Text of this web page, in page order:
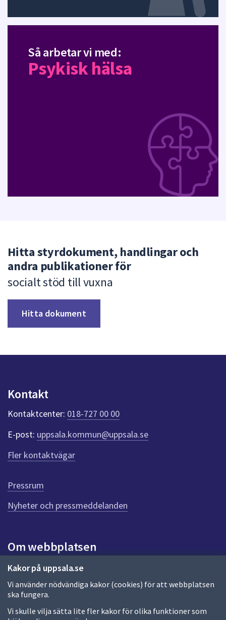
Kakor på uppsala.se
Vi använder nödvändiga kakor (cookies) för att webbplatsen
ska fungera.
Vi skulle vilja sätta lite fler kakor för olika funktioner som
Så arbetar vi med:
Psykisk hälsa
Hitta styrdokument, handlingar och
andra publikationer för
socialt stöd till vuxna
Hitta dokument
Kontakt
Kontaktcenter: 018-727 00 00
E-post: uppsala.kommun@uppsala.se
Fler kontaktvägar
Pressrum
Nyheter och pressmeddelanden
Om webbplatsen
Om webbplatsen
Allmänna handlingar och diarium
Behandling av personuppgifter